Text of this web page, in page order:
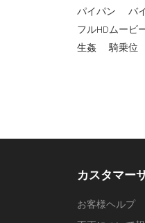
パイパン
バ
フルHDムービ
生姦
騎乗位
カスタマー
お客様ヘルプ